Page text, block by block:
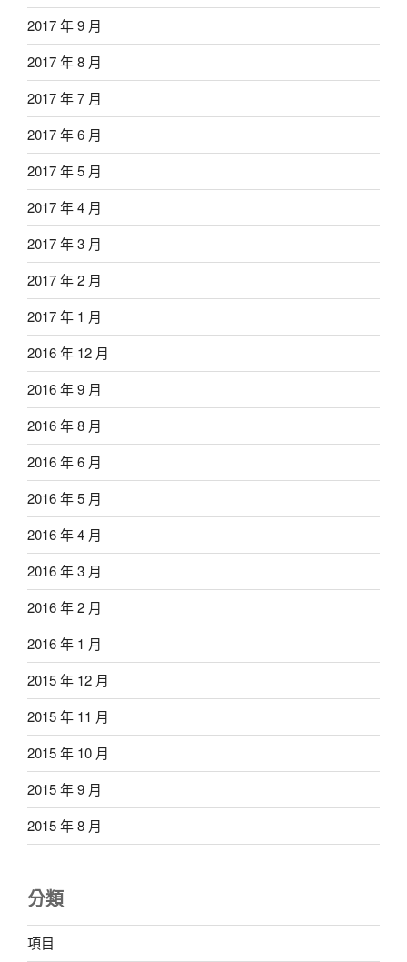
2017 年 9 月
2017 年 8 月
2017 年 7 月
2017 年 6 月
2017 年 5 月
2017 年 4 月
2017 年 3 月
2017 年 2 月
2017 年 1 月
2016 年 12 月
2016 年 9 月
2016 年 8 月
2016 年 6 月
2016 年 5 月
2016 年 4 月
2016 年 3 月
2016 年 2 月
2016 年 1 月
2015 年 12 月
2015 年 11 月
2015 年 10 月
2015 年 9 月
2015 年 8 月
分類
項目